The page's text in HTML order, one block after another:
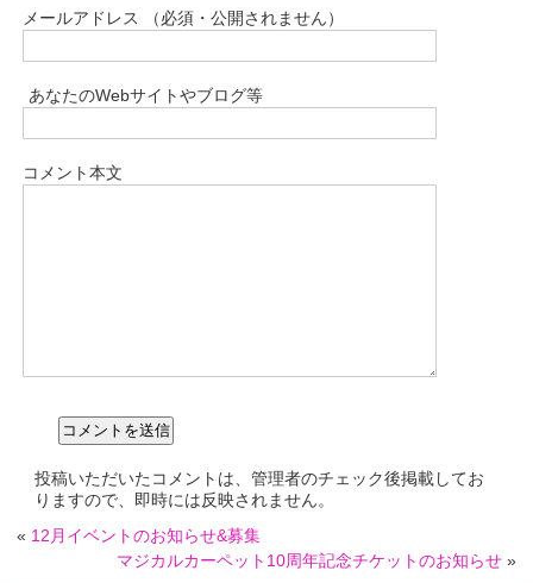
メールアドレス （必須・公開されません）
あなたのWebサイトやブログ等
コメント本文
投稿いただいたコメントは、管理者のチェック後掲載してお
りますので、即時には反映されません。
« 12月イベントのお知らせ&募集
マジカルカーペット10周年記念チケットのお知らせ»